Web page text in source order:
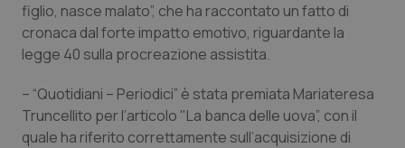
Marche
Piemonte
Donna & Salute
HIV
figlio, nasce malato”, che ha raccontato un fatto di
cronaca dal forte impatto emotivo, riguardante la
legge 40 sulla procreazione assistita.
– “Quotidiani – Periodici” è stata premiata Mariateresa
Truncellito per l’articolo "La banca delle uova”, con il
quale ha riferito correttamente sull’acquisizione di